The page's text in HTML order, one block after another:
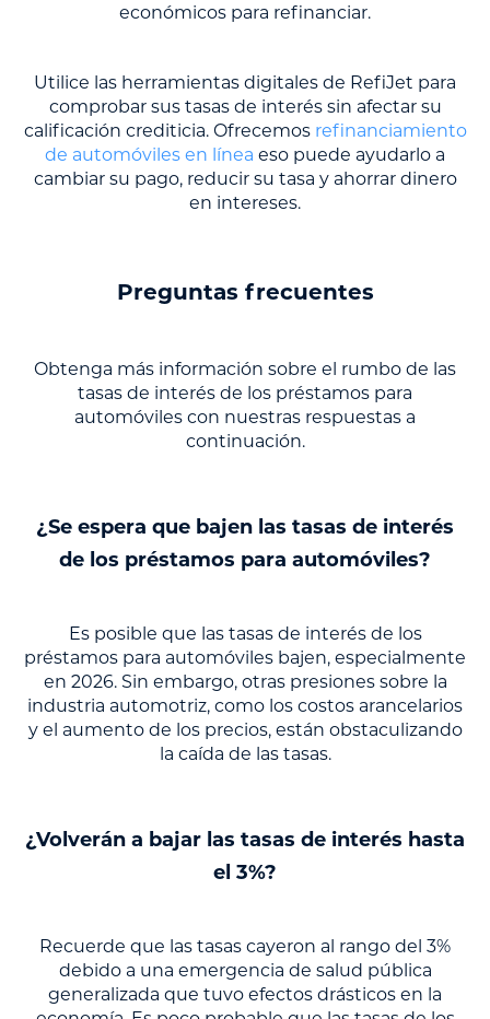
económicos para refinanciar.
Utilice las herramientas digitales de RefiJet para
comprobar sus tasas de interés sin afectar su
calificación crediticia. Ofrecemos refinanciamiento
de automóviles en línea eso puede ayudarlo a
cambiar su pago, reducir su tasa y ahorrar dinero
en intereses.
Preguntas frecuentes
Obtenga más información sobre el rumbo de las
tasas de interés de los préstamos para
automóviles con nuestras respuestas a
continuación.
¿Se espera que bajen las tasas de interés
de los préstamos para automóviles?
Es posible que las tasas de interés de los
préstamos para automóviles bajen, especialmente
en 2026. Sin embargo, otras presiones sobre la
industria automotriz, como los costos arancelarios
y el aumento de los precios, están obstaculizando
la caída de las tasas.
¿Volverán a bajar las tasas de interés hasta
el 3%?
Recuerde que las tasas cayeron al rango del 3%
debido a una emergencia de salud pública
generalizada que tuvo efectos drásticos en la